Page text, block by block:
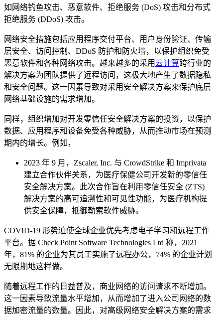
如网络钓鱼攻击、恶意软件、拒绝服务 (DoS) 攻击和分布式
拒绝服务 (DDoS) 攻击。
网络安全措施包括应用程序交付平台、用户身份验证、传输
层安全、访问控制、DDoS 防护和防火墙，以保护组织免受
恶意软件和各种网络攻击。越来越多的采用云计算跨行业的
解决方案为团队提供了远程访问，这极大地产生了数据隐私
和安全问题。这一因素导致对采用安全解决方案来保护底层
网络基础设施的需求增加。
同样，组织增加对开发零信任安全解决方案的投资，以保护
数据、应用程序和设备免受各种威胁，从而推动市场在预测
期内的增长。例如，
2023 年 9 月，Zscaler, Inc. 与 CrowdStrike 和 Imprivata
建立合作伙伴关系，为医疗保健公司开发新的零信任
安全解决方案。此次合作旨在利用零信任安全 (ZTS)
解决方案的高可追溯性和可见性功能，为医疗机构提
供安全保障，抵御勒索软件威胁。
COVID-19 形势迫使全球企业优先考虑电子学习和远程工作
平台。据 Check Point Software Technologies Ltd 称，2021
年，81% 的企业为其员工实施了远程办公，74% 的企业计划
无限期地这样做。
随着远程工作的日益普及，商业网络的访问请求不断增加。
这一因素导致流量水平增加，从而增加了进入公司网络的数
据加密流量的数量。因此，对高级网络安全解决方案的需求